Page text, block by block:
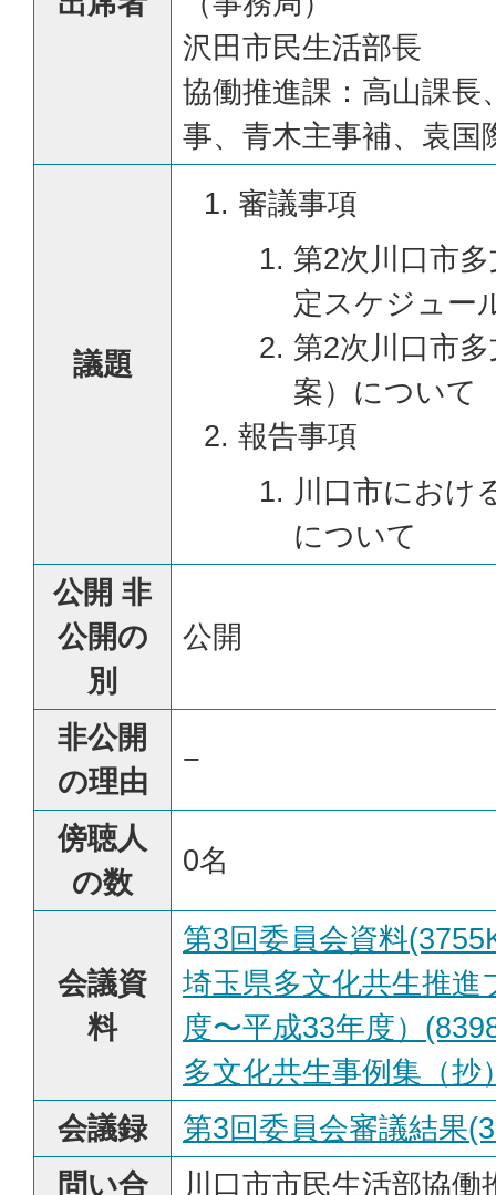
沢田市民生活部長
協働推進課：高山課長
事、青木主事補、袁国
議題
審議事項
第2次川口市
定スケジュー
第2次川口市
案）について
報告事項
川口市におけ
について
公開 非
公開の
別
公開
非公開
の理由
−
傍聴人
の数
0名
会議資
料
第3回委員会資料
埼玉県多文化共生推進
度〜平成33年度）
多文化共生事例集（抄
会議録
第3回委員会審議結果
問い合
川口市市民生活部協